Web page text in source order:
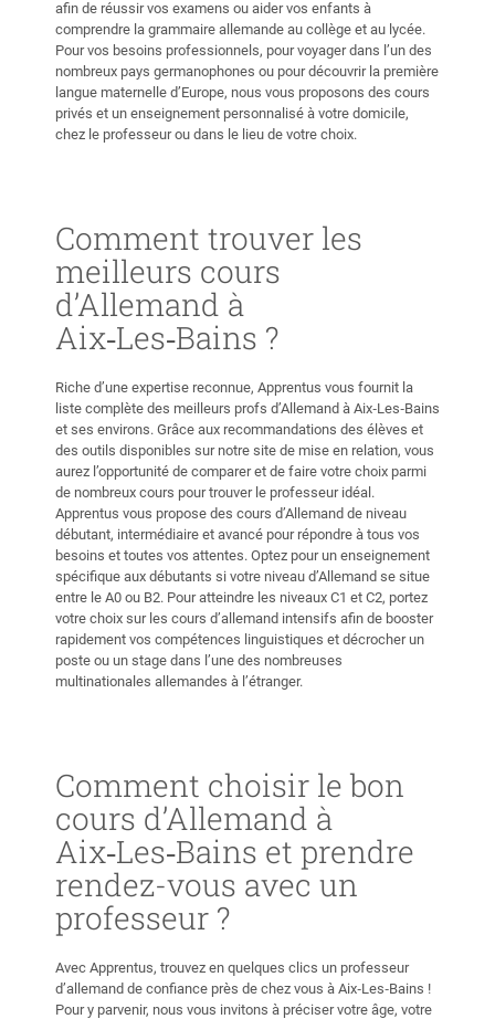
afin de réussir vos examens ou aider vos enfants à
comprendre la grammaire allemande au collège et au lycée.
Pour vos besoins professionnels, pour voyager dans l’un des
nombreux pays germanophones ou pour découvrir la première
langue maternelle d’Europe, nous vous proposons des cours
privés et un enseignement personnalisé à votre domicile,
chez le professeur ou dans le lieu de votre choix.
Comment trouver les
meilleurs cours
d’Allemand à
Aix‑Les‑Bains ?
Riche d’une expertise reconnue, Apprentus vous fournit la
liste complète des meilleurs profs d’Allemand à Aix‑Les‑Bains
et ses environs. Grâce aux recommandations des élèves et
des outils disponibles sur notre site de mise en relation, vous
aurez l’opportunité de comparer et de faire votre choix parmi
de nombreux cours pour trouver le professeur idéal.
Apprentus vous propose des cours d’Allemand de niveau
débutant, intermédiaire et avancé pour répondre à tous vos
besoins et toutes vos attentes. Optez pour un enseignement
spécifique aux débutants si votre niveau d’Allemand se situe
entre le A0 ou B2. Pour atteindre les niveaux C1 et C2, portez
votre choix sur les cours d’allemand intensifs afin de booster
rapidement vos compétences linguistiques et décrocher un
poste ou un stage dans l’une des nombreuses
multinationales allemandes à l’étranger.
Comment choisir le bon
cours d’Allemand à
Aix‑Les‑Bains et prendre
rendez-vous avec un
professeur ?
Avec Apprentus, trouvez en quelques clics un professeur
d’allemand de confiance près de chez vous à Aix‑Les‑Bains !
Pour y parvenir, nous vous invitons à préciser votre âge, votre